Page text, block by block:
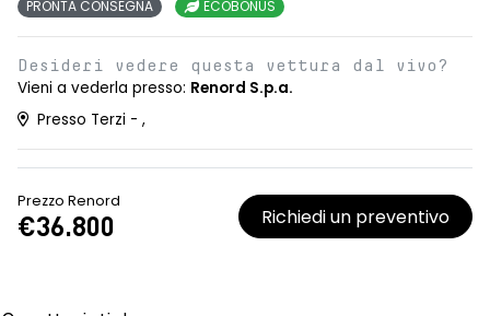
PRONTA CONSEGNA ECOBONUS
Desideri vedere questa vettura dal vivo?
Vieni a vederla presso: Renord S.p.a.
Presso Terzi - ,
Prezzo Renord
€36.800 Richiedi un preventivo